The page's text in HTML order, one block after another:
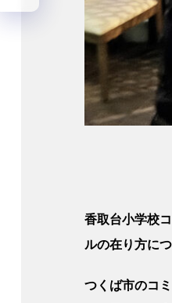
香取台小学校
ルの在り方に
つくば市のコ